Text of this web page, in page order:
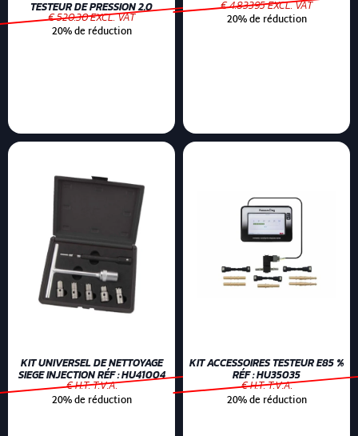
TESTEUR DE PRESSION 2.0
€ 520.30 EXCL. VAT
20% de réduction
€ 4.83395 EXCL. VAT
20% de réduction
KIT UNIVERSEL DE NETTOYAGE
SIEGE INJECTION RÉF : HU41004
€ H.T. T.V.A.
20% de réduction
KIT ACCESSOIRES TESTEUR E85 %
RÉF : HU35035
€ H.T. T.V.A.
20% de réduction